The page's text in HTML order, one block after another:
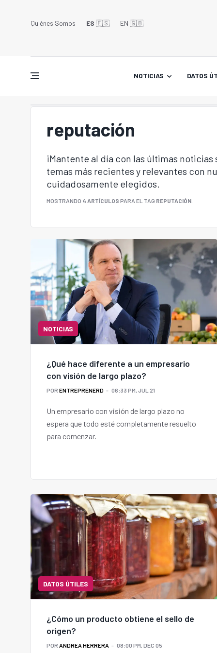
Quiénes Somos ES 🇪🇸 EN 🇬🇧󠁢󠁥󠁮󠁧󠁿
NOTICIAS DATOS
reputación
¡Mantente al día con las últimas
temas más recientes y relevantes con
cuidadosamente elegidos.
MOSTRANDO 4 ARTÍCULOS PARA EL TAG REPUTACIÓN
NOTICIAS
¿Qué hace diferente a un empresario
con visión de largo plazo?
POR ENTREPRENERD 06:33 PM, JUL 21
Un empresario con visión de largo plazo no
espera que todo esté completamente resuelto
para comenzar.
DATOS ÚTILES
¿Cómo un producto obtiene el sello de
origen?
POR ANDREA HERRERA 08:00 PM, DEC 05